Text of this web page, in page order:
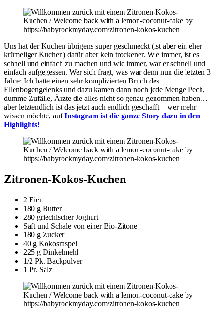
Uns hat der Kuchen übrigens super geschmeckt (ist aber ein eher
krümeliger Kuchen) dafür aber kein trockener. Wie immer, ist es
schnell und einfach zu machen und wie immer, war er schnell und
einfach aufgegessen. Wer sich fragt, was war denn nun die letzten 3
Jahre: Ich hatte einen sehr komplizierten Bruch des
Ellenbogengelenks und dazu kamen dann noch jede Menge Pech,
dumme Zufälle, Ärzte die alles nicht so genau genommen haben…
aber letztendlich ist das jetzt auch endlich geschafft – wer mehr
wissen möchte, aufInstagram ist die ganze Story dazu in den
Highlights!
Zitronen-Kokos-Kuchen
2 Eier
180 g Butter
280 griechischer Joghurt
Saft und Schale von einer Bio-Zitone
180 g Zucker
40 g Kokosraspel
225 g Dinkelmehl
1/2 Pk. Backpulver
1 Pr. Salz